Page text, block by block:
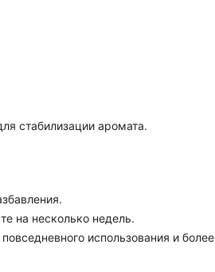
стабилизации аромата.
на несколько недель.
использования и более